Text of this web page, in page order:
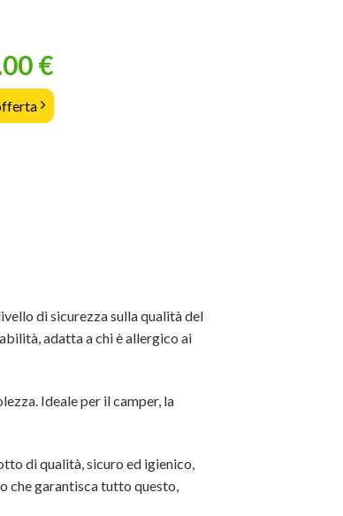
€
di sicurezza sulla qualità del
adatta a chi è allergico ai
Ideale per il camper, la
di qualità, sicuro ed igienico,
che garantisca tutto questo,